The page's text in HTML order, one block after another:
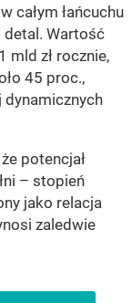
całym łańcuchu
Wartość
mld zł rocznie,
45 proc.,
dynamicznych
potencjał
– stopień
jako relacja
zaledwie